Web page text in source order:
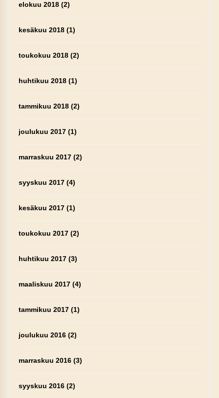
elokuu 2018(2)
kesäkuu 2018(1)
toukokuu 2018(2)
huhtikuu 2018(1)
tammikuu 2018(2)
joulukuu 2017(1)
marraskuu 2017(2)
syyskuu 2017(4)
kesäkuu 2017(1)
toukokuu 2017(2)
huhtikuu 2017(3)
maaliskuu 2017(4)
tammikuu 2017(1)
joulukuu 2016(2)
marraskuu 2016(3)
syyskuu 2016(2)